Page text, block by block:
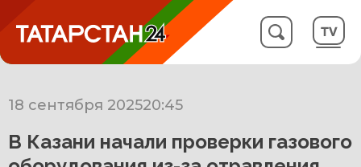
18 сентября 202520:45
В Казани начали проверки газового